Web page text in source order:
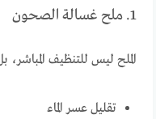
1. ملح غسالة الصحون
الملح ليس للتنظيف المباشر،
تقليل عسر الماء